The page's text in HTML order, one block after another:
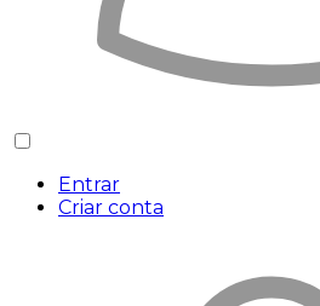
Entrar
Criar conta